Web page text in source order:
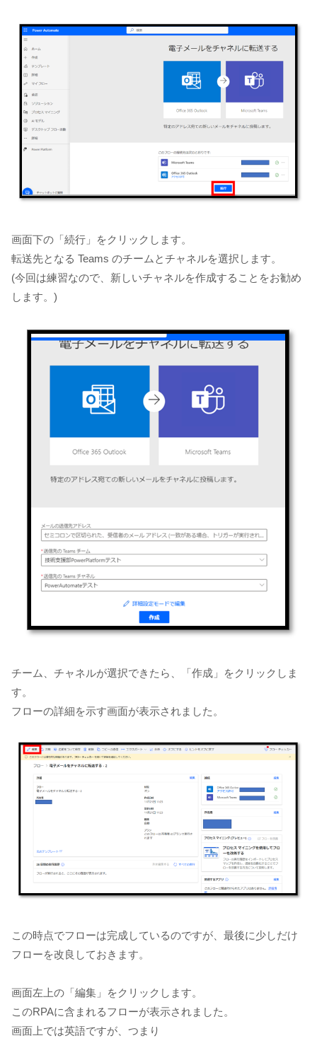
画面下の「続行」をクリックします。
転送先となる Teams のチームとチャネルを選択します。
(今回は練習なので、新しいチャネルを作成することをお勧め
します。)
チーム、チャネルが選択できたら、「作成」をクリックしま
す。
フローの詳細を示す画面が表示されました。
この時点でフローは完成しているのですが、最後に少しだけ
フローを改良しておきます。
画面左上の「編集」をクリックします。
このRPAに含まれるフローが表示されました。
画面上では英語ですが、つまり